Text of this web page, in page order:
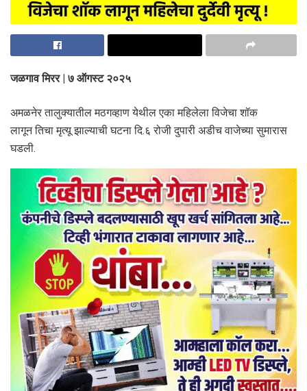
जळगाव मिरर | ७ ऑगस्ट २०२५
अमळनेर तालुक्यातील मठगव्हाण येथील एका महिलेला विजेचा शॉक
लागून तिचा मृत्यू झाल्याची घटना दि.६ रोजी दुपारी अडीच वाजेच्या सुमारास
घडली.